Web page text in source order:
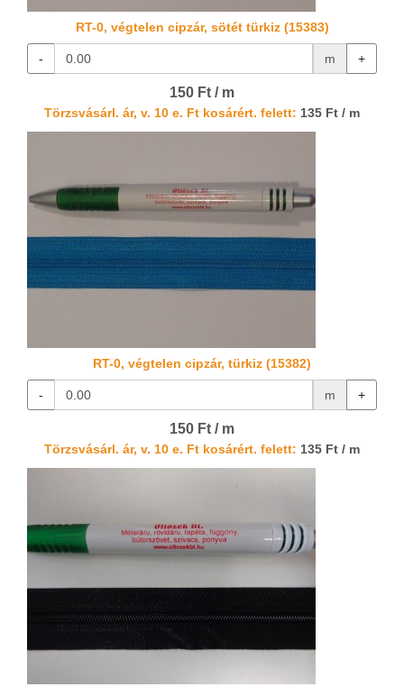
RT-0, végtelen cipzár, sötét türkiz (15383)
- m +
150 Ft / m
Törzsvásárl. ár, v. 10 e. Ft kosárért. felett: 135 Ft / m
RT-0, végtelen cipzár, türkiz (15382)
- m +
150 Ft / m
Törzsvásárl. ár, v. 10 e. Ft kosárért. felett: 135 Ft / m